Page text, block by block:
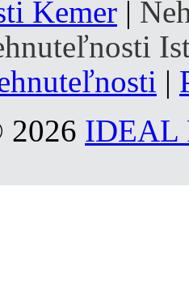
Kemer |
|
IDEAL